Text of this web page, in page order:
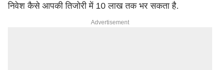
निवेश कैसे आपकी तिजोरी में 10 लाख तक भर सकता है.
Advertisement